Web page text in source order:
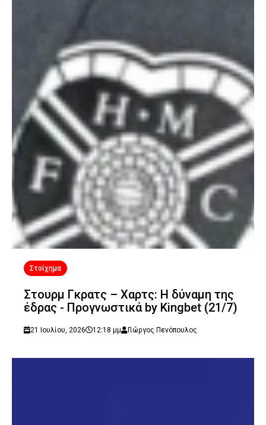
Στοίχημα
Στουρμ Γκρατς – Χαρτς: Η δύναμη της
έδρας - Προγνωστικά by Kingbet (21/7)
21 Ιουλίου, 2026 12:18 μμ Γιώργος Πενόπουλος